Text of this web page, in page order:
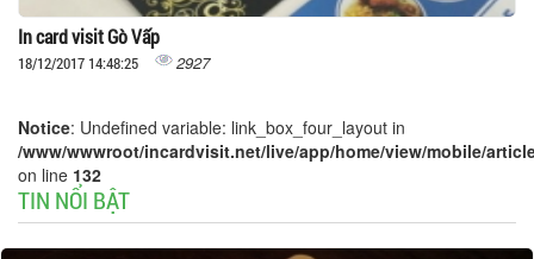
In card visit Gò Vấp
18/12/2017 14:48:25 2927
Notice: Undefined variable: link_box_four_layout in
/www/wwwroot/incardvisit.net/live/app/home/view/mobile/
on line 132
TIN NỔI BẬT